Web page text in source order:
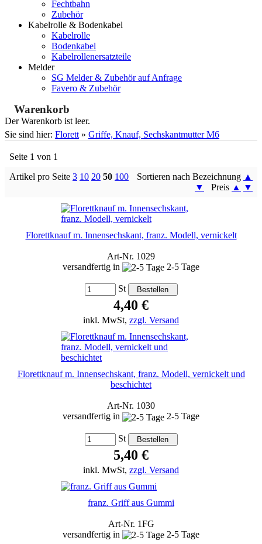
Fechtbahn
Zubehör
Kabelrolle & Bodenkabel
Kabelrolle
Bodenkabel
Kabelrollenersatzteile
Melder
SG Melder & Zubehör auf Anfrage
Favero & Zubehör
Warenkorb
Der Warenkorb ist leer.
Sie sind hier: Florett » Griffe, Knauf, Sechskantmutter M6
Seite 1 von 1
Artikel pro Seite 3 10 20 50 100 Sortieren nach Bezeichnung ▲
▼
Preis ▲ ▼
Florettknauf m. Innensechskant, franz. Modell, vernickelt
Art-Nr. 1029
versandfertig in
2-5 Tage
St
4,40 €
inkl. MwSt, zzgl. Versand
Florettknauf m. Innensechskant, franz. Modell, vernickelt und
beschichtet
Art-Nr. 1030
versandfertig in
2-5 Tage
St
5,40 €
inkl. MwSt, zzgl. Versand
franz. Griff aus Gummi
Art-Nr. 1FG
versandfertig in
2-5 Tage